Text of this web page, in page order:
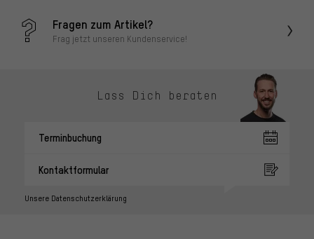
Fragen zum Artikel?
Frag jetzt unseren Kundenservice!
Lass Dich beraten
Terminbuchung
Kontaktformular
Unsere Datenschutzerklärung